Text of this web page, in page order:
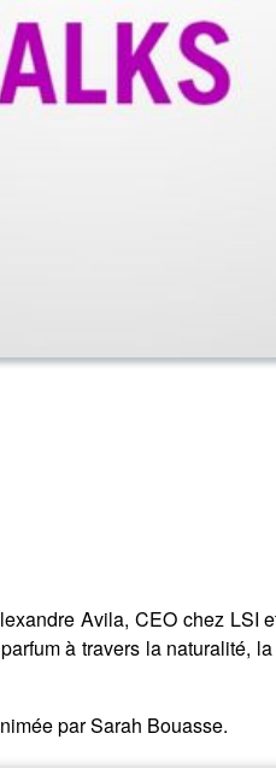
Avila, CEO chez LSI
à travers la naturalité,
par Sarah Bouasse.